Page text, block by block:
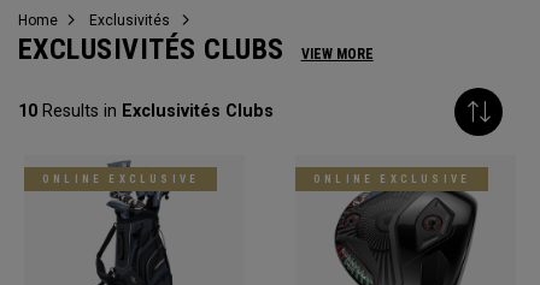
Home Exclusivités
EXCLUSIVITÉS CLUBS VIEW MORE
10 Results in Exclusivités Clubs
ONLINE EXCLUSIVE ONLINE EXCLUSIVE